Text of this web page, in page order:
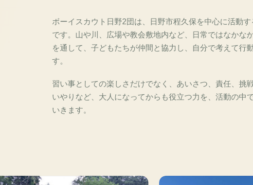
ボーイスカウト日野2団は、日野市程久保を中心に活動す
です。山や川、広場や教会敷地内など、日常ではなかな
を通して、子どもたちが仲間と協力し、自分で考えて行
す。
習い事としての楽しさだけでなく、あいさつ、責任、挑
いやりなど、大人になってからも役立つ力を、活動の中
いきます。